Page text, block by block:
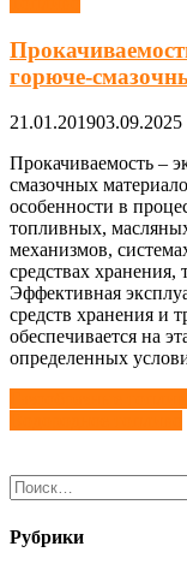
горюче-
21.01.201903.09.2025
Прокачиваемость –
смазочных
особенности в
топливных,
механизмов,
средствах хранения,
Эффективная
средств хранения и
обеспечивается на
определенных
Навигация
по
записям
Найти:
Рубрики